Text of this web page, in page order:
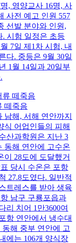
, 영양교사 16명, 사
사전 예고 인원 557
선발 분야와 인원,
. 시험 일정은 초등
7일 제1차 시험, 내
다. 중등은 9월 30일
1월 14일과 20일부
떼죽음
해, 서해 연안까지
식 어업인들의 피해
산과학원은 지난 3
동해 연안에 고수온
이 28도에 도달했거
당시 수온은 포항
27.8도였다. 일반적
트레스를 받아 생육
남구 구룡포읍과
리 치어 1만3600여
항 연안에서 냉수대
해 중부 연안에 고
에는 106개 양식장